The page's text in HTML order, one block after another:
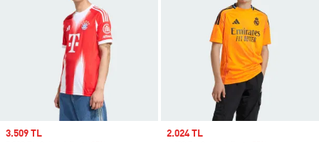
Sale price
3.509 TL Sale price
2.024 TL